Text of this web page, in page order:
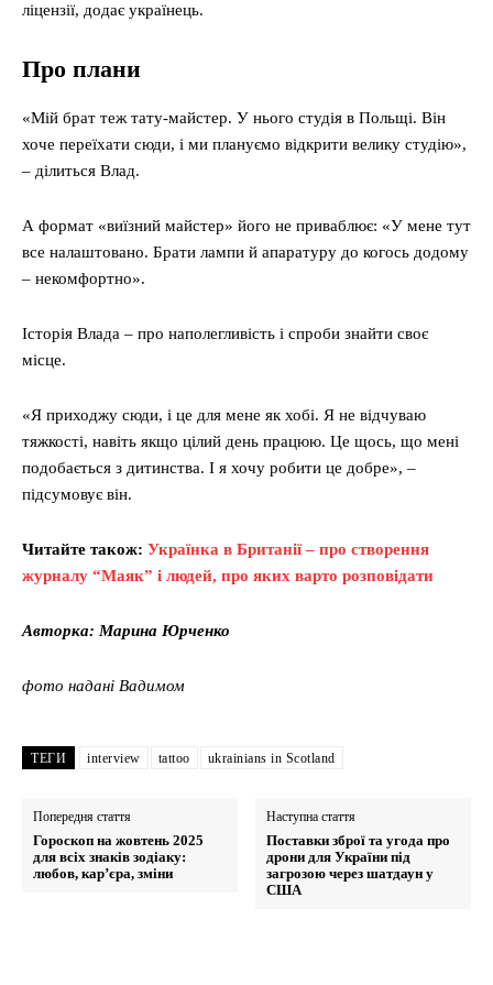
ліцензії, додає українець.
Про плани
«Мій брат теж тату-майстер. У нього студія в Польщі. Він
хоче переїхати сюди, і ми плануємо відкрити велику студію»,
– ділиться Влад.
А формат «виїзний майстер» його не приваблює: «У мене тут
все налаштовано. Брати лампи й апаратуру до когось додому
– некомфортно».
Історія Влада – про наполегливість і спроби знайти своє
місце.
«Я приходжу сюди, і це для мене як хобі. Я не відчуваю
тяжкості, навіть якщо цілий день працюю. Це щось, що мені
подобається з дитинства. І я хочу робити це добре», –
підсумовує він.
Читайте також: Українка в Британії – про створення
журналу “Маяк” і людей, про яких варто розповідати
Авторка: Марина Юрченко
фото надані Вадимом
ТЕГИ interview tattoo ukrainians in Scotland
Попередня стаття
Гороскоп на жовтень 2025
для всіх знаків зодіаку:
любов, кар’єра, зміни
Наступна стаття
Поставки зброї та угода про
дрони для України під
загрозою через шатдаун у
США